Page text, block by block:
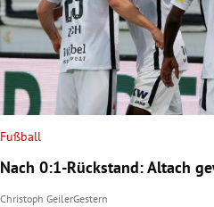
Fußball
Nach 0:1-Rückstand: Altach
Christoph GeilerGestern